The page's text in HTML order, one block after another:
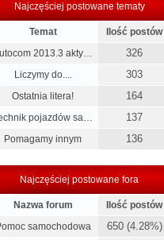
Najczęściej postowane tematy
Temat
Ilość postów
2013.3 akty…
326
Liczymy do.... 303
Ostatnia litera! 164
pojazdów sa… 137
Pomagamy innym 136
Najczęściej postowane fora
Nazwa forum
Ilość postów
samochodowa
650 (4.28%)